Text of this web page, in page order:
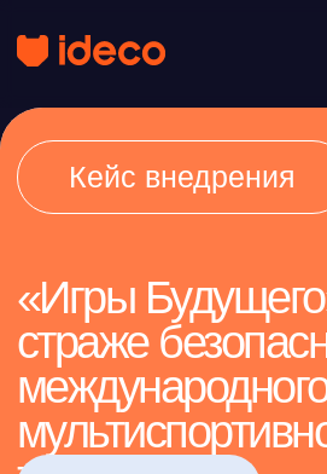
«Игры Будущего» — на
международного
мультиспортивного
турнира
Спорт